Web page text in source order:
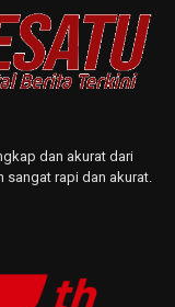
dan akurat dari
sangat rapi dan akurat.